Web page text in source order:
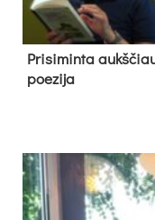
Pri­si­min­ta
poe­zi­ja